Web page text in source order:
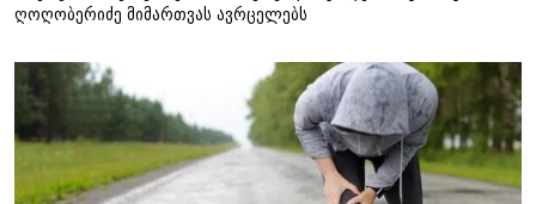
ღოღობერიძე მიმართვას ავრცელებს